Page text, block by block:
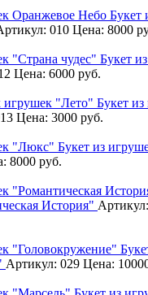
Букет
010 Цена: 8000
Букет
Цена: 6000 руб.
Букет
Цена: 3000 руб.
Букет из
8000 руб.
История"
Артикул: 029 Цена: